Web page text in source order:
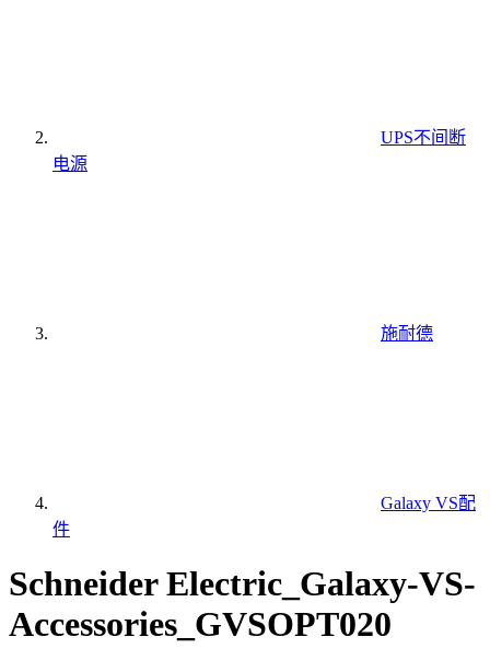
UPS不间断
电源
施耐德
Galaxy VS配
件
Schneider Electric_Galaxy-VS-
Accessories_GVSOPT020